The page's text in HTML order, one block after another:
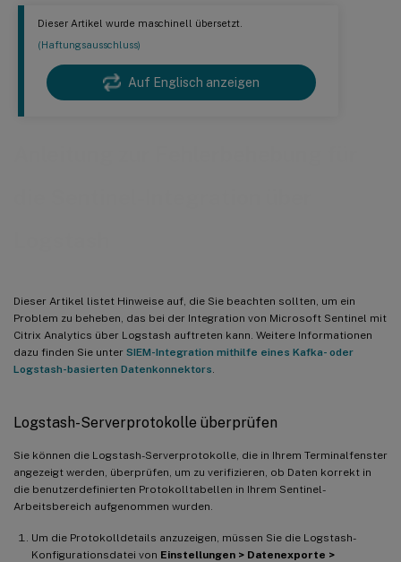
Dieser Artikel wurde maschinell übersetzt.
(Haftungsausschluss)
Auf Englisch anzeigen
Dieser Artikel listet Hinweise auf, die Sie beachten sollten, um ein
Problem zu beheben, das bei der Integration von Microsoft Sentinel mit
Citrix Analytics über Logstash auftreten kann. Weitere Informationen
dazu finden Sie unter SIEM-Integration mithilfe eines Kafka- oder
Logstash-basierten Datenkonnektors
Logstash-Serverprotokolle überprüfen
Sie können die Logstash-Serverprotokolle, die in Ihrem Terminalfenster
angezeigt werden, überprüfen, um zu verifizieren, ob Daten korrekt in
die benutzerdefinierten Protokolltabellen in Ihrem Sentinel-
Arbeitsbereich aufgenommen wurden.
Um die Protokolldetails anzuzeigen, müssen Sie die Logstash-
Konfigurationsdatei von Einstellungen > Datenexporte >